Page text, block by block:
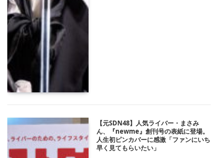
【元SDN48】人気ライバー・まさみ
ん、『newme』創刊号の表紙に登場。
人生初ピンカバーに感激「ファンにいち
早く見てもらいたい」